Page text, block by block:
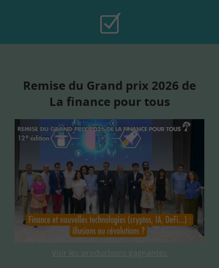
Remise du Grand prix 2026 de
La finance pour tous
Voir les productions gagnantes